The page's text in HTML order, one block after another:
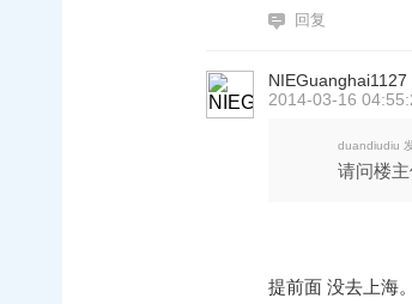
回复
NIEGuanghai1127
2014-03-16
duandiudiu
请问楼
提前面 没去上海